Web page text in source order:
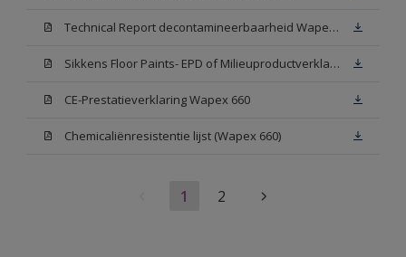
Technical Report decontamineerbaarheid Wapex 660
Sikkens Floor Paints- EPD of Milieuproductverklaring
CE-Prestatieverklaring Wapex 660
Chemicaliënresistentie lijst (Wapex 660)
1 2